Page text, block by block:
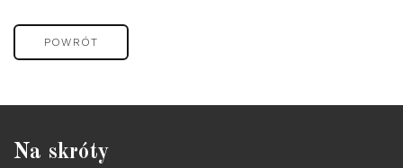
POWRÓT
Na skróty